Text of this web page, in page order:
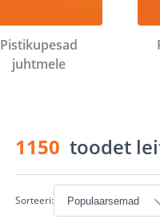
Pistikupesad
juhtmele
1150 toodet
Sorteeri: